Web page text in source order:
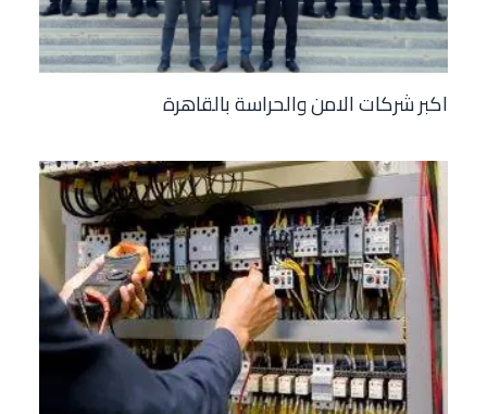
اكبر شركات الامن والحراسة بالقاهرة